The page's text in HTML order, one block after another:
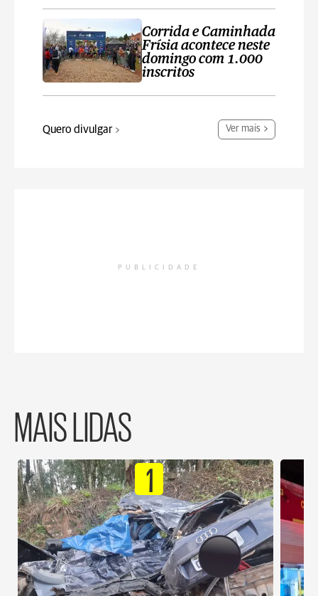
Corrida e Caminhada
Frísia acontece neste
domingo com 1.000
inscritos
Quero divulgar Ver mais
PUBLICIDADE
MAIS LIDAS
1